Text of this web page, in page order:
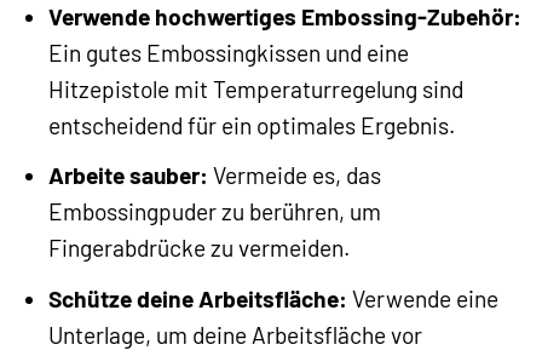
Verwende hochwertiges Embossing-Zubehör:
Ein gutes Embossingkissen und eine
Hitzepistole mit Temperaturregelung sind
entscheidend für ein optimales Ergebnis.
Arbeite sauber: Vermeide es, das
Embossingpuder zu berühren, um
Fingerabdrücke zu vermeiden.
Schütze deine Arbeitsfläche: Verwende eine
Unterlage, um deine Arbeitsfläche vor